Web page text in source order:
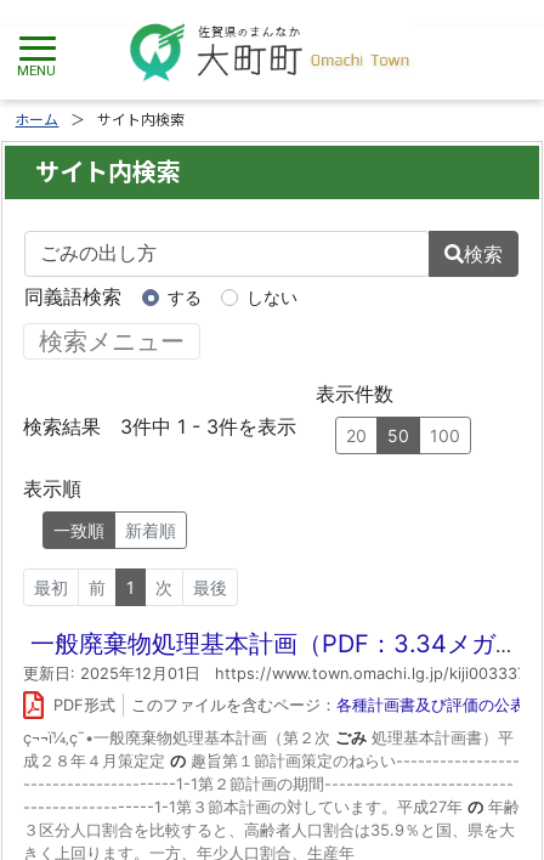
ホーム サイト内検索
サイト内検索